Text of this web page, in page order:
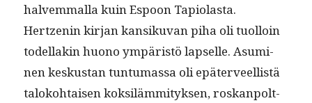
halvem­mal­la kuin Espoon Tapi­o­las­ta.
Hertzenin kir­jan kan­siku­van piha oli tuol­loin
todel­lakin huono ympäristö lapselle. Asum­i­
nen keskus­tan tun­tu­mas­sa oli epäter­veel­listä
taloko­htaisen kok­siläm­mi­tyk­sen, roskan­polt­